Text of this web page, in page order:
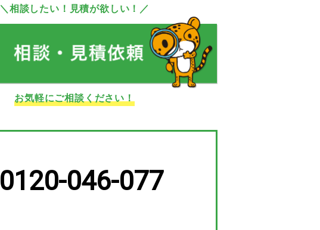
＼相談したい！見積が欲しい！／
お気軽にご相談ください！
0120-046-077